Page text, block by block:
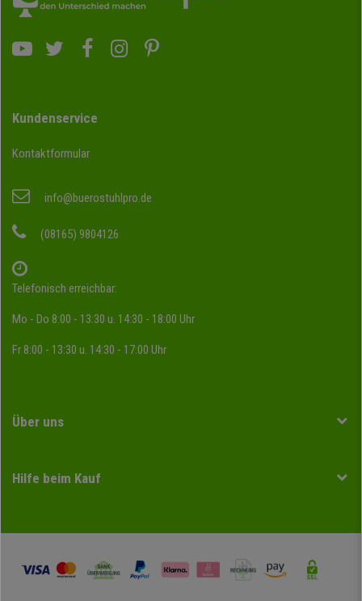
Kundenservice
Kontaktformular
info@buerostuhlpro.de
(08165) 9804126
Telefonisch erreichbar:
Mo - Do 8:00 - 13:30 u. 14:30 - 18:00 Uhr
Fr 8:00 - 13:30 u. 14:30 - 17:00 Uhr
Über uns
Hilfe beim Kauf